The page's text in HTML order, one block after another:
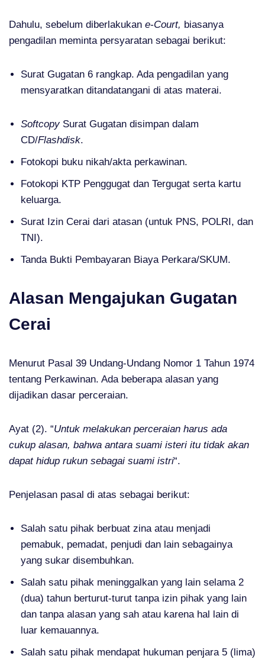
Dahulu, sebelum diberlakukan e-Court, biasanya
pengadilan meminta persyaratan sebagai berikut:
Surat Gugatan 6 rangkap. Ada pengadilan yang
mensyaratkan ditandatangani di atas materai.
SoftcopySurat Gugatan disimpan dalam
CD/Flashdisk.
Fotokopi buku nikah/akta perkawinan.
Fotokopi KTP Penggugat dan Tergugat serta kartu
keluarga.
Surat Izin Cerai dari atasan (untuk PNS, POLRI, dan
TNI).
Tanda Bukti Pembayaran Biaya Perkara/SKUM.
Alasan Mengajukan Gugatan
Cerai
Menurut Pasal 39 Undang-Undang Nomor 1 Tahun 1974
tentang Perkawinan. Ada beberapa alasan yang
dijadikan dasar perceraian.
Ayat (2). “Untuk melakukan perceraian harus ada
cukup alasan, bahwa antara suami isteri itu tidak akan
dapat hidup rukun sebagai suami istri“.
Penjelasan pasal di atas sebagai berikut:
Salah satu pihak berbuat zina atau menjadi
pemabuk, pemadat, penjudi dan lain sebagainya
yang sukar disembuhkan.
Salah satu pihak meninggalkan yang lain selama 2
(dua) tahun berturut-turut tanpa izin pihak yang lain
dan tanpa alasan yang sah atau karena hal lain di
luar kemauannya.
Salah satu pihak mendapat hukuman penjara 5 (lima)